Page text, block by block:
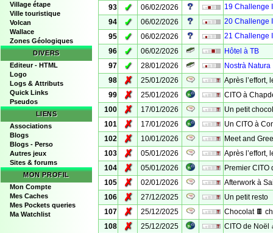
Village étape
Ville touristique
Volcan
Wallace
Zones Géologiques
DIVERS
Editeur - HTML
Logo
Logs & Attributs
Quick Links
Pseudos
LIENS
Associations
Blogs
Blogs - Perso
Autres jeux
Sites & forums
MON PROFIL
Mon Compte
Mes Caches
Mes Pockets queries
Ma Watchlist
93
✓ 06/02/2026
19 Challenge
94
✓ 06/02/2026
20 Challenge
95
✓ 06/02/2026
21 Challenge
96
✓ 06/02/2026
Hôtel à TB
97
✓ 28/01/2026
Nostrà
98
✗ 25/01/2026
Après l’effort,
99
✗ 25/01/2026
CITO à
100
✗ 17/01/2026
Un petit
101
✗ 17/01/2026
Un CITO à
102
✗ 10/01/2026
Meet and
103
✗ 05/01/2026
Après l’effort,
104
✗ 05/01/2026
Premier CITO
105
✗ 02/01/2026
Afterwork à
106
✗ 27/12/2025
Un petit resto
107
✗ 25/12/2025
Chocolat 🍫
108
✗ 25/12/2025
CITO de Noël